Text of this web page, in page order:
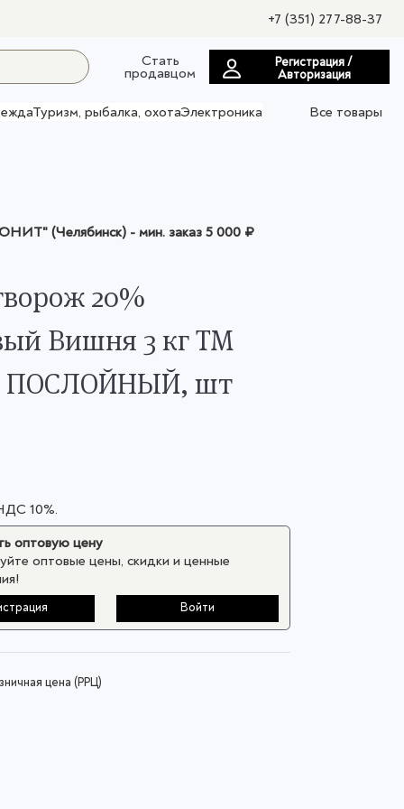
+7 (351) 277-88-37
Стать
продавцом
Регистрация /
Авторизация
Туризм, рыбалка, охотаЭлектроника
Все товары
(Челябинск)- мин. заказ5 000 ₽
20%
Вишня 3 кг ТМ
ПОСЛОЙНЫЙ, шт
10%.
оптовую цену
оптовые цены, скидки и ценные
Войти
цена (РРЦ)